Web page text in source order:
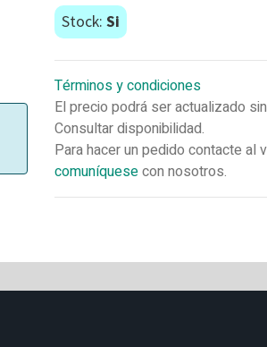
Stock: Si
Términos y condiciones
El precio podrá ser actualizado
Consultar disponibilidad.
Para hacer un pedido contacte al
comuníquesecon nosotros.